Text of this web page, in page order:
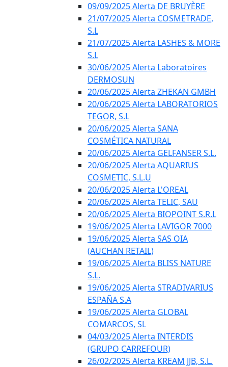
09/09/2025 Alerta DE BRUYÈRE
21/07/2025 Alerta COSMETRADE,
S.L
21/07/2025 Alerta LASHES & MORE
S.L
30/06/2025 Alerta Laboratoires
DERMOSUN
20/06/2025 Alerta ZHEKAN GMBH
20/06/2025 Alerta LABORATORIOS
TEGOR, S.L
20/06/2025 Alerta SANA
COSMÉTICA NATURAL
20/06/2025 Alerta GELFANSER S.L.
20/06/2025 Alerta AQUARIUS
COSMETIC, S.L.U
20/06/2025 Alerta L'OREAL
20/06/2025 Alerta TELIC, SAU
20/06/2025 Alerta BIOPOINT S.R.L
19/06/2025 Alerta LAVIGOR 7000
19/06/2025 Alerta SAS OIA
(AUCHAN RETAIL)
19/06/2025 Alerta BLISS NATURE
S.L.
19/06/2025 Alerta STRADIVARIUS
ESPAÑA S.A
19/06/2025 Alerta GLOBAL
COMARCOS, SL
04/03/2025 Alerta INTERDIS
(GRUPO CARREFOUR)
26/02/2025 Alerta KREAM JJB, S.L.